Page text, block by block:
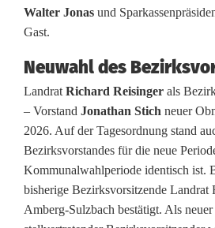
i
g
e
r
a
l
Walter Jonas und
Gast.
Neuwahl des
Landrat Richard Reisinger als
– Vorstand Jonathan Stich neuer
2026. Auf der Tagesordnung stand
Bezirksvorstandes für die neue
Kommunalwahlperiode identisch ist.
bisherige Bezirksvorsitzende Landrat
Amberg-Sulzbach bestätigt. Als